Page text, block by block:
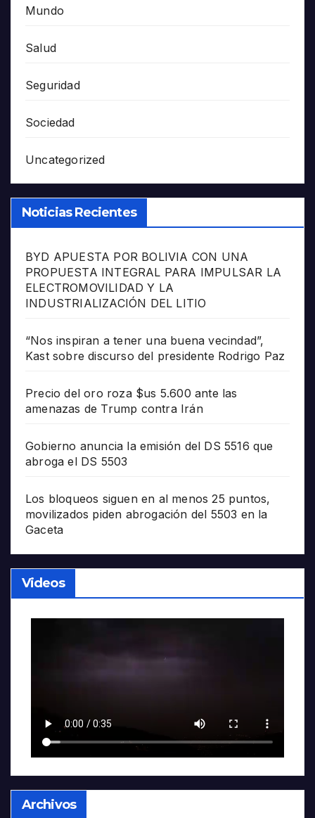
Mundo
Salud
Seguridad
Sociedad
Uncategorized
Noticias Recientes
BYD APUESTA POR BOLIVIA CON UNA
PROPUESTA INTEGRAL PARA IMPULSAR LA
ELECTROMOVILIDAD Y LA
INDUSTRIALIZACIÓN DEL LITIO
“Nos inspiran a tener una buena vecindad”,
Kast sobre discurso del presidente Rodrigo Paz
Precio del oro roza $us 5.600 ante las
amenazas de Trump contra Irán
Gobierno anuncia la emisión del DS 5516 que
abroga el DS 5503
Los bloqueos siguen en al menos 25 puntos,
movilizados piden abrogación del 5503 en la
Gaceta
Videos
Archivos